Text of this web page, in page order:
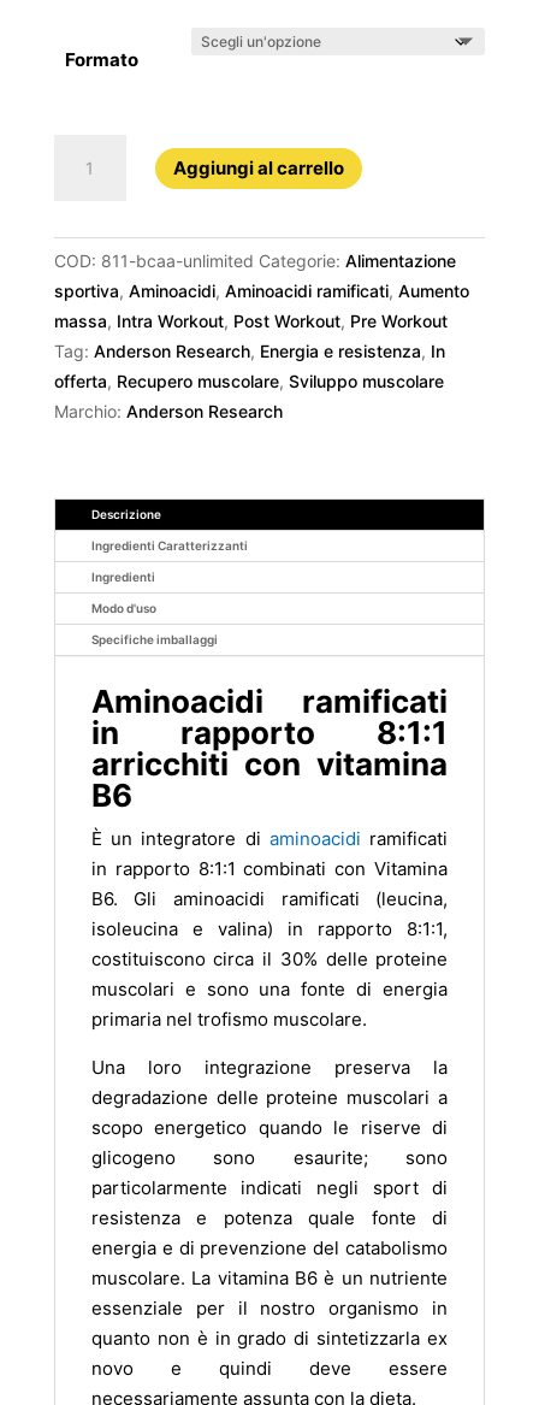
Formato
BCAA
quantità
Aggiungi al carrello
COD: 811-bcaa-unlimited Categorie: Alimentazione
sportiva, Aminoacidi, Aminoacidi ramificati, Aumento
massa, Intra Workout, Post Workout, Pre Workout
Tag: Anderson Research, Energia e resistenza, In
offerta, Recupero muscolare, Sviluppo muscolare
Marchio: Anderson Research
Descrizione
Ingredienti Caratterizzanti
Ingredienti
Modo d'uso
Specifiche imballaggi
Aminoacidi ramificati
in rapporto 8:1:1
arricchiti con vitamina
B6
È un integratore di aminoacidi ramificati
in rapporto 8:1:1 combinati con Vitamina
B6. Gli aminoacidi ramificati (leucina,
isoleucina e valina) in rapporto 8:1:1,
costituiscono circa il 30% delle proteine
muscolari e sono una fonte di energia
primaria nel trofismo muscolare.
Una loro integrazione preserva la
degradazione delle proteine muscolari a
scopo energetico quando le riserve di
glicogeno sono esaurite; sono
particolarmente indicati negli sport di
resistenza e potenza quale fonte di
energia e di prevenzione del catabolismo
muscolare. La vitamina B6 è un nutriente
essenziale per il nostro organismo in
quanto non è in grado di sintetizzarla ex
novo e quindi deve essere
necessariamente assunta con la dieta.